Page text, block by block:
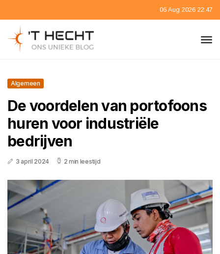
06 Aug 2026 22:47
Algemeen
De voordelen van portofoons
huren voor industriële
bedrijven
3 april 2024 2 min leestijd